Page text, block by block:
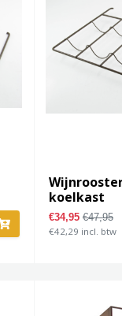
koelkast
€34,95€47,95
€42,29 incl. btw